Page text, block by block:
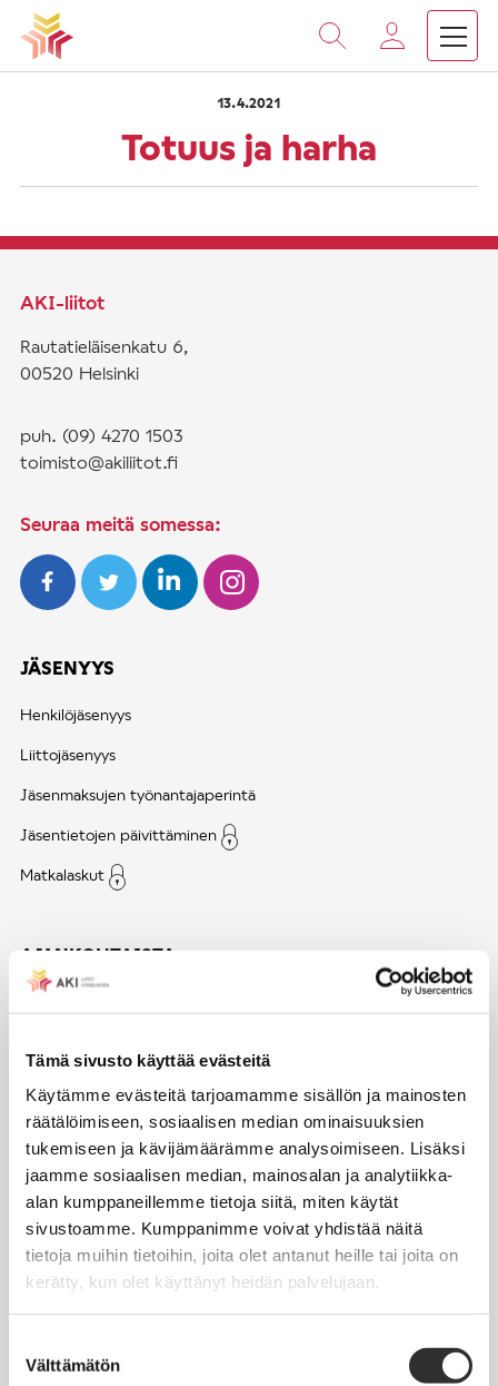
Tämä sivusto käyttää evästeitä
Käytämme evästeitä tarjoamamme sisällön ja mainosten
räätälöimiseen, sosiaalisen median ominaisuuksien
tukemiseen ja kävijämäärämme analysoimiseen. Lisäksi
jaamme sosiaalisen median, mainosalan ja analytiikka-
alan kumppaneillemme tietoja siitä, miten käytät
sivustoamme. Kumppanimme voivat yhdistää näitä
tietoja muihin tietoihin, joita olet antanut heille tai joita on
kerätty, kun olet käyttänyt heidän palvelujaan.
valinta
Välttämätön
Vieritä
sisältöön
Etusivu Totuus ja harha
13.4.2021
Totuus ja harha
AKI-liitot
Rautatieläisenkatu 6,
00520 Helsinki
puh. (09) 4270 1503
toimisto@akiliitot.fi
Seuraa meitä somessa:
JÄSENYYS
Henkilöjäsenyys
Liittojäsenyys
Jäsenmaksujen työnantajaperintä
Jäsentietojen päivittäminen
Matkalaskut
AJANKOHTAISTA
Crux-lehti
JOBI
TYÖELÄMÄOPAS
Työnhaku
KirVESTES 2025-2028, KJTES sekä muut työ- ja